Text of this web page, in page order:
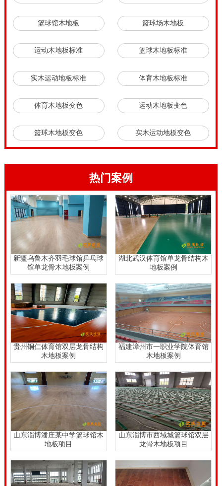
篮球馆木地板 篮球场木地板
运动木地板标准 篮球木地板标准
实木运动地板标准 体育木地板标准
体育木地板变色 运动木地板变色
篮球木地板变色 实木运动地板变色
热门案例
新疆乌鲁木齐羽毛球馆乒乓球
馆单龙骨木地板案例
湖北武汉体育馆单龙骨结构木
地板案例
贵州铜仁体育馆双层龙骨结构
木地板案例
福建漳州市一职业学院体育馆
木地板案例
山东淄博潘庄某中学篮球馆木
地板项目
山东淄博市西域城篮球馆双层
龙骨木地板项目